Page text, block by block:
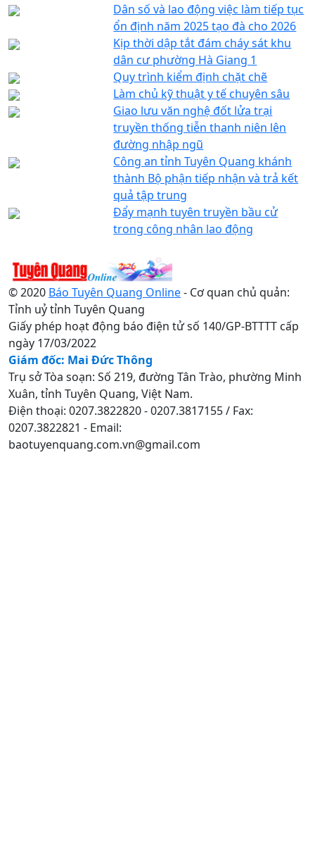
Dân số và lao động việc làm tiếp tục
ổn định năm 2025 tạo đà cho 2026
Kịp thời dập tắt đám cháy sát khu
dân cư phường Hà Giang 1
Quy trình kiểm định chặt chẽ
Làm chủ kỹ thuật y tế chuyên sâu
Giao lưu văn nghệ đốt lửa trại
truyền thống tiễn thanh niên lên
đường nhập ngũ
Công an tỉnh Tuyên Quang khánh
thành Bộ phận tiếp nhận và trả kết
quả tập trung
Đẩy mạnh tuyên truyền bầu cử
trong công nhân lao động
© 2020 Báo Tuyên Quang Online- Cơ quan chủ quản:
Tỉnh uỷ tỉnh Tuyên Quang
Giấy phép hoạt động báo điện tử số 140/GP-BTTTT cấp
ngày 17/03/2022
Giám đốc: Mai Đức Thông
Trụ sở Tòa soạn: Số 219, đường Tân Trào, phường Minh
Xuân, tỉnh Tuyên Quang, Việt Nam.
Điện thoại: 0207.3822820 - 0207.3817155 / Fax:
0207.3822821 - Email:
baotuyenquang.com.vn@gmail.com